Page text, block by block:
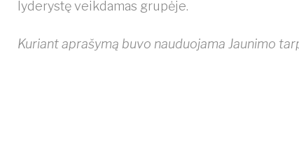
lyderystę veikdamas grupėje.
Kuriant aprašymą buvo nauduojama Jaunimo